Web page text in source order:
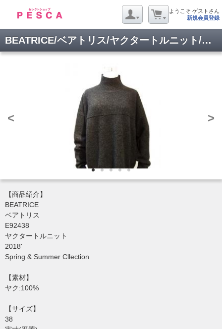
ようこそ ゲストさん
新規会員登録
BEATRICE/ベアトリス/ヤクタートルニット/E92438-CH-38
< >
【商品紹介】
BEATRICE
ベアトリス
E92438
ヤクタートルニット
2018'
Spring & Summer Cllection
【素材】
ヤク:100%
【サイズ】
38